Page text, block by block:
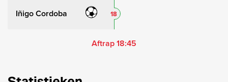
Iñigo Cordoba 18
Aftrap 18:45